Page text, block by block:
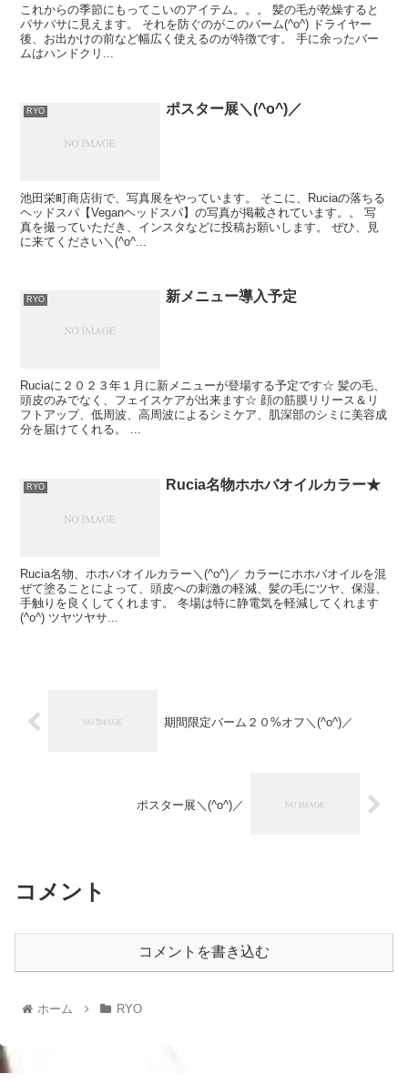
これからの季節にもってこいのアイテム。。。 髪の毛が乾燥すると
パサパサに見えます。 それを防ぐのがこのバーム(^o^) ドライヤー
後、お出かけの前など幅広く使えるのが特徴です。 手に余ったバー
ムはハンドクリ...
RYO ポスター展＼(^o^)／
池田栄町商店街で、写真展をやっています。 そこに、Ruciaの落ちる
ヘッドスパ【Veganヘッドスパ】の写真が掲載されています。。 写
真を撮っていただき、インスタなどに投稿お願いします。 ぜひ、見
に来てください＼(^o^...
RYO 新メニュー導入予定
Ruciaに２０２３年１月に新メニューが登場する予定です☆ 髪の毛、
頭皮のみでなく、フェイスケアが出来ます☆ 顔の筋膜リリース＆リ
フトアップ、低周波、高周波によるシミケア、肌深部のシミに美容成
分を届けてくれる。 ...
RYO Rucia名物ホホバオイルカラー★
Rucia名物、ホホバオイルカラー＼(^o^)／ カラーにホホバオイルを混
ぜて塗ることによって、頭皮への刺激の軽減、髪の毛にツヤ、保湿、
手触りを良くしてくれます。 冬場は特に静電気を軽減してくれます
(^o^) ツヤツヤサ...
期間限定バーム２０%オフ＼(^o^)／
ポスター展＼(^o^)／
コメント
コメントを書き込む
ホーム RYO